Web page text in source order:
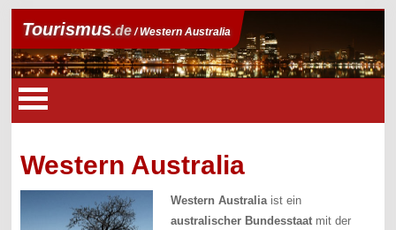
Tourismus.de/ Western Australia
Western Australia
Western Australia ist ein
australischer Bundesstaat mit der